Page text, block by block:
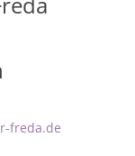
freda.de